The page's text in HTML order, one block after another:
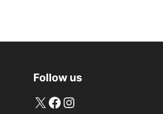
Follow us
X Facebook
Instagram